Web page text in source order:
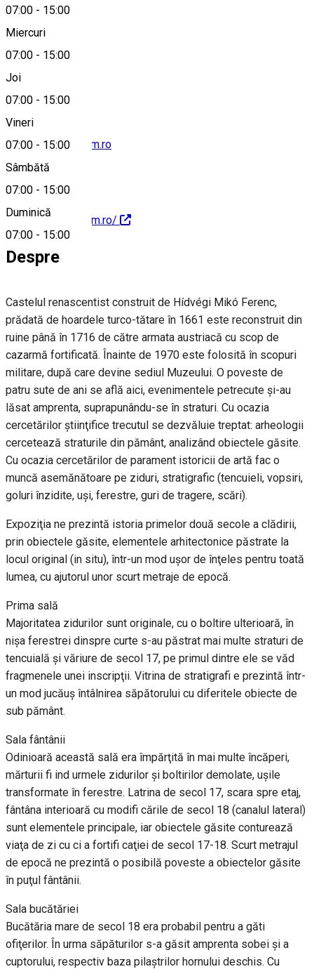
07:00 - 15:00
Miercuri
07:00 - 15:00
Joi
07:00 - 15:00
Vineri
07:00 - 15:00
Sâmbătă
07:00 - 15:00
Duminică
07:00 - 15:00
info@csikimuzeum.ro
http://csikimuzeum.ro/
Despre
Castelul renascentist construit de Hídvégi Mikó Ferenc,
prădată de hoardele turco-tătare în 1661 este reconstruit din
ruine până în 1716 de către armata austriacă cu scop de
cazarmă fortificată. Înainte de 1970 este folosită în scopuri
militare, după care devine sediul Muzeului. O poveste de
patru sute de ani se află aici, evenimentele petrecute şi-au
lăsat amprenta, suprapunându-se în straturi. Cu ocazia
cercetărilor ştiinţifice trecutul se dezvăluie treptat: arheologii
cercetează straturile din pământ, analizând obiectele găsite.
Cu ocazia cercetărilor de parament istoricii de artă fac o
muncă asemănătoare pe ziduri, stratigrafic (tencuieli, vopsiri,
goluri înzidite, uşi, ferestre, guri de tragere, scări).
Expoziţia ne prezintă istoria primelor două secole a clădirii,
prin obiectele găsite, elementele arhitectonice păstrate la
locul original (in situ), într-un mod uşor de înţeles pentru toată
lumea, cu ajutorul unor scurt metraje de epocă.
Prima sală
Majoritatea zidurilor sunt originale, cu o boltire ulterioară, în
nişa ferestrei dinspre curte s-au păstrat mai multe straturi de
tencuială şi văriure de secol 17, pe primul dintre ele se văd
fragmenele unei inscripţii. Vitrina de stratigrafi e prezintă într-
un mod jucăuş întâlnirea săpătorului cu diferitele obiecte de
sub pământ.
Sala fântânii
Odinioară această sală era împărţită în mai multe încăperi,
mărturii fi ind urmele zidurilor şi boltirilor demolate, uşile
transformate în ferestre. Latrina de secol 17, scara spre etaj,
fântâna interioară cu modifi cările de secol 18 (canalul lateral)
sunt elementele principale, iar obiectele găsite conturează
viaţa de zi cu ci a fortifi caţiei de secol 17-18. Scurt metrajul
de epocă ne prezintă o posibilă poveste a obiectelor găsite
în puţul fântânii.
Sala bucătăriei
Bucătăria mare de secol 18 era probabil pentru a găti
ofiţerilor. În urma săpăturilor s-a găsit amprenta sobei şi a
cuptorului, respectiv baza pilaştrilor hornului deschis. Cu